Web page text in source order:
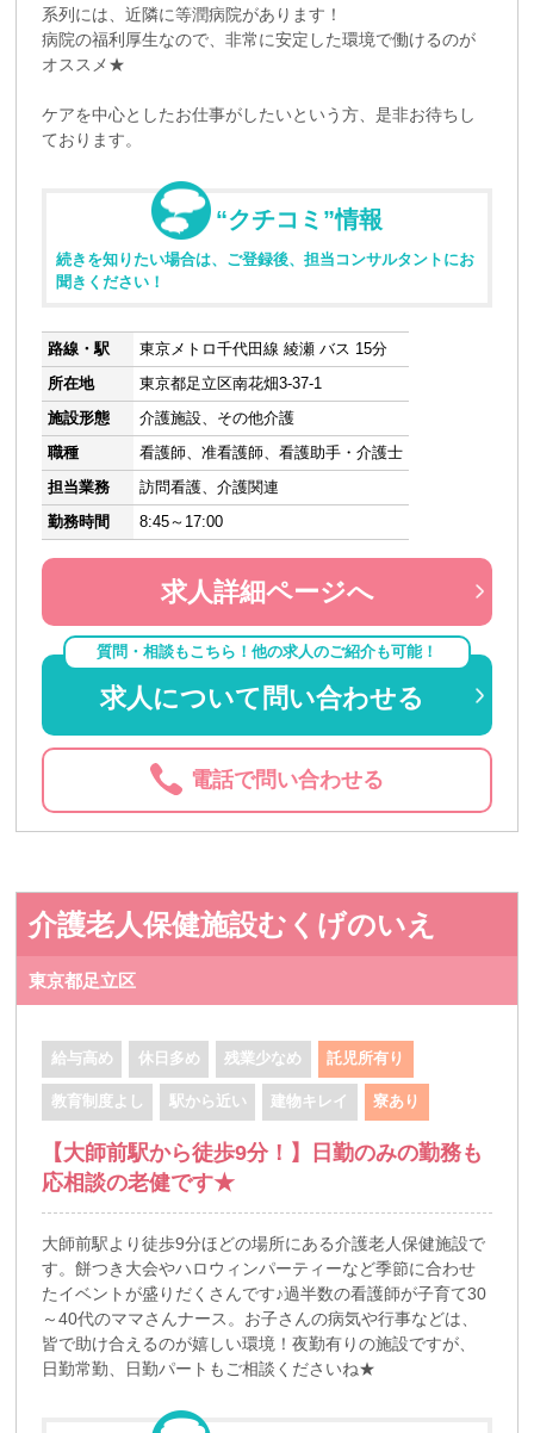
系列には、近隣に等潤病院があります！
病院の福利厚生なので、非常に安定した環境で働けるのが
オススメ★
ケアを中心としたお仕事がしたいという方、是非お待ちし
ております。
“クチコミ”情報
続きを知りたい場合は、ご登録後、担当コンサルタントにお
聞きください！
路線・駅
東京メトロ千代田線 綾瀬 バス 15分
所在地
東京都足立区南花畑3-37-1
施設形態
介護施設、その他介護
職種
看護師、准看護師、看護助手・介護士
担当業務
訪問看護、介護関連
勤務時間
8:45～17:00
求人詳細ページへ
質問・相談もこちら！他の求人のご紹介も可能！
求人について問い合わせる
電話で問い合わせる
介護老人保健施設むくげのいえ
東京都足立区
給与高め 休日多め 残業少なめ 託児所有り
教育制度よし 駅から近い 建物キレイ 寮あり
【大師前駅から徒歩9分！】日勤のみの勤務も
応相談の老健です★
大師前駅より徒歩9分ほどの場所にある介護老人保健施設で
す。餅つき大会やハロウィンパーティーなど季節に合わせ
たイベントが盛りだくさんです♪過半数の看護師が子育て30
～40代のママさんナース。お子さんの病気や行事などは、
皆で助け合えるのが嬉しい環境！夜勤有りの施設ですが、
日勤常勤、日勤パートもご相談くださいね★